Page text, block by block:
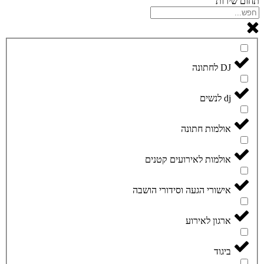
DJ לחתונה
dj לנשים
אולמות חתונה
אולמות לאירועים קטנים
אישורי הגעה וסידורי הושבה
ארגון לאירוע
ביגוד